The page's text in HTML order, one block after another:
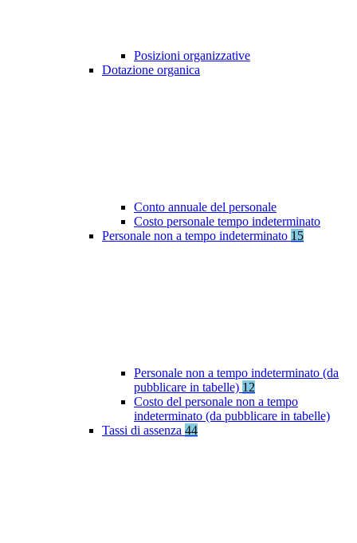
Posizioni organizzative
Dotazione organica
Conto annuale del personale
Costo personale tempo indeterminato
Personale non a tempo indeterminato 15
Personale non a tempo indeterminato (da
pubblicare in tabelle) 12
Costo del personale non a tempo
indeterminato (da pubblicare in tabelle)
Tassi di assenza 44